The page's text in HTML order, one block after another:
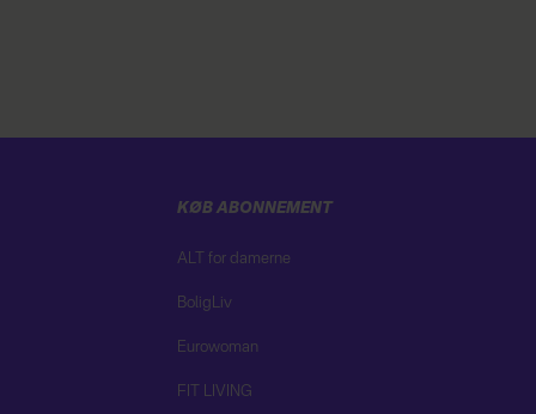
KØB ABONNEMENT
ALT for damerne
BoligLiv
Eurowoman
FIT LIVING